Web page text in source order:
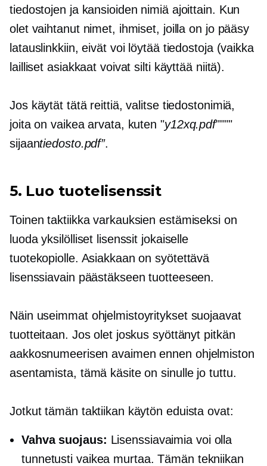
tiedostojen ja kansioiden nimiä ajoittain. Kun
olet vaihtanut nimet, ihmiset, joilla on jo pääsy
latauslinkkiin, eivät voi löytää tiedostoja (vaikka
lailliset asiakkaat voivat silti käyttää niitä).
Jos käytät tätä reittiä, valitse tiedostonimiä,
joita on vaikea arvata, kuten "y12xq.pdf""""
sijaantiedosto.pdf”.
5. Luo tuotelisenssit
Toinen taktiikka varkauksien estämiseksi on
luoda yksilölliset lisenssit jokaiselle
tuotekopiolle. Asiakkaan on syötettävä
lisenssiavain päästäkseen tuotteeseen.
Näin useimmat ohjelmistoyritykset suojaavat
tuotteitaan. Jos olet joskus syöttänyt pitkän
aakkosnumeerisen avaimen ennen ohjelmiston
asentamista, tämä käsite on sinulle jo tuttu.
Jotkut tämän taktiikan käytön eduista ovat:
Vahva suojaus: Lisenssiavaimia voi olla
tunnetusti vaikea murtaa. Tämän tekniikan